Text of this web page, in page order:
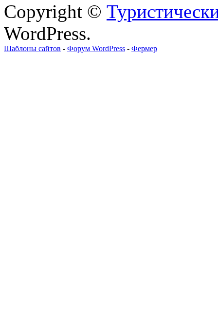
Copyright ©
WordPress.
Шаблоны сайтов - Форум WordPress - Фермер